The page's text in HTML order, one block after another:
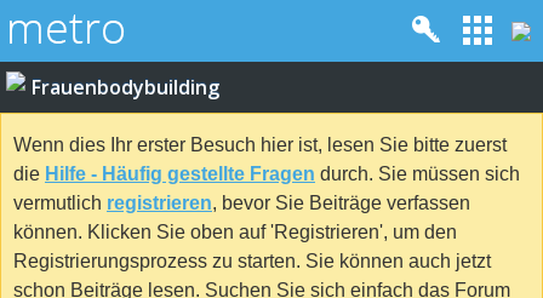
Frauenbodybuilding
Wenn dies Ihr erster Besuch hier ist, lesen Sie bitte zuerst
die Hilfe - Häufig gestellte Fragen durch. Sie müssen sich
vermutlich registrieren, bevor Sie Beiträge verfassen
können. Klicken Sie oben auf 'Registrieren', um den
Registrierungsprozess zu starten. Sie können auch jetzt
schon Beiträge lesen. Suchen Sie sich einfach das Forum